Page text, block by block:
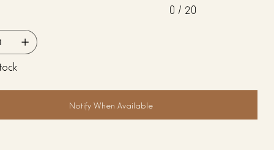
0 / 20
Notify When Available